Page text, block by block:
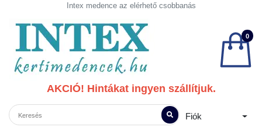
Intex medence az elérhető csobbanás
0
AKCIÓ! Hintákat ingyen szállítjuk.
Fiók